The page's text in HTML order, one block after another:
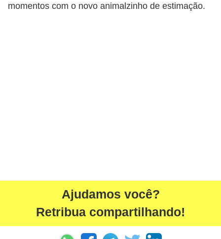
momentos com o novo animalzinho de estimação.
Ajudamos você?
Retribua compartilhando!
x
s
o